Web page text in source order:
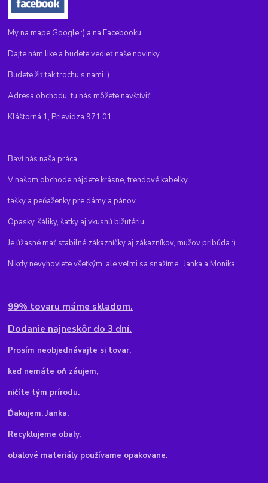
My na mape Google :) a na Facebooku.
Dajte nám like a budete vedieť naše novinky.
Budete žiť tak trochu s nami :)
Adresa obchodu, tu nás môžete navštíviť:
Kláštorná 1, Prievidza 971 01
Baví nás naša práca...
V našom obchode nájdete krásne, trendové kabelky,
tašky a peňaženky pre dámy a pánov.
Opasky, šáliky, šatky aj vkusnú bižutériu.
Je úžasné mať stabilné zákazníčky aj zákazníkov, mužov pribúda :)
Nikdy nevyhoviete všetkým, ale veľmi sa snažíme...Janka a Monika
99% tovaru máme skladom.
Dodanie najneskôr do 3 dní.
Prosím neobjednávajte si tovar,
keď nemáte oň záujem,
ničíte tým prírodu.
Ďakujem, Janka.
Recyklujeme obaly,
obalové materiály používame opakovane.